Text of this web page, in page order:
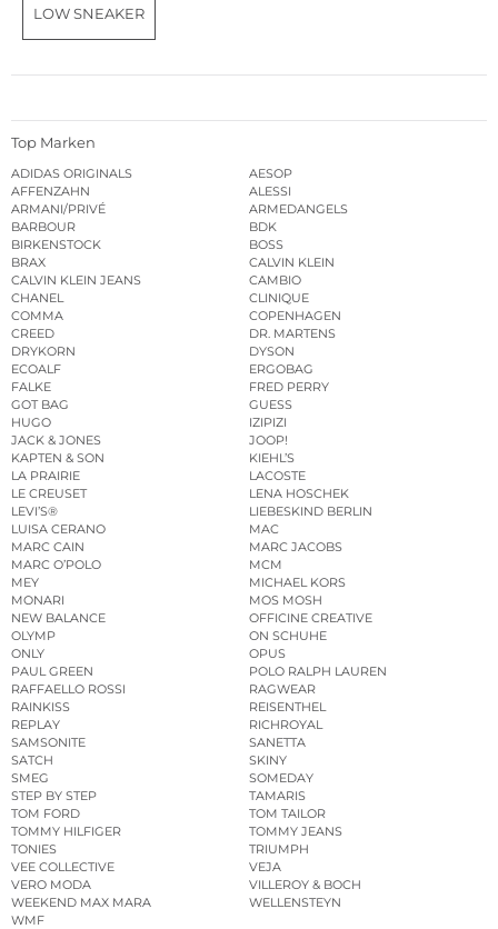
LOW SNEAKER
Top Marken
ADIDAS ORIGINALS
AESOP
AFFENZAHN
ALESSI
ARMANI/PRIVÉ
ARMEDANGELS
BARBOUR
BDK
BIRKENSTOCK
BOSS
BRAX
CALVIN KLEIN
CALVIN KLEIN JEANS
CAMBIO
CHANEL
CLINIQUE
COMMA
COPENHAGEN
CREED
DR. MARTENS
DRYKORN
DYSON
ECOALF
ERGOBAG
FALKE
FRED PERRY
GOT BAG
GUESS
HUGO
IZIPIZI
JACK & JONES
JOOP!
KAPTEN & SON
KIEHL’S
LA PRAIRIE
LACOSTE
LE CREUSET
LENA HOSCHEK
LEVI’S®
LIEBESKIND BERLIN
LUISA CERANO
MAC
MARC CAIN
MARC JACOBS
MARC O’POLO
MCM
MEY
MICHAEL KORS
MONARI
MOS MOSH
NEW BALANCE
OFFICINE CREATIVE
OLYMP
ON SCHUHE
ONLY
OPUS
PAUL GREEN
POLO RALPH LAUREN
RAFFAELLO ROSSI
RAGWEAR
RAINKISS
REISENTHEL
REPLAY
RICHROYAL
SAMSONITE
SANETTA
SATCH
SKINY
SMEG
SOMEDAY
STEP BY STEP
TAMARIS
TOM FORD
TOM TAILOR
TOMMY HILFIGER
TOMMY JEANS
TONIES
TRIUMPH
VEE COLLECTIVE
VEJA
VERO MODA
VILLEROY & BOCH
WEEKEND MAX MARA
WELLENSTEYN
WMF